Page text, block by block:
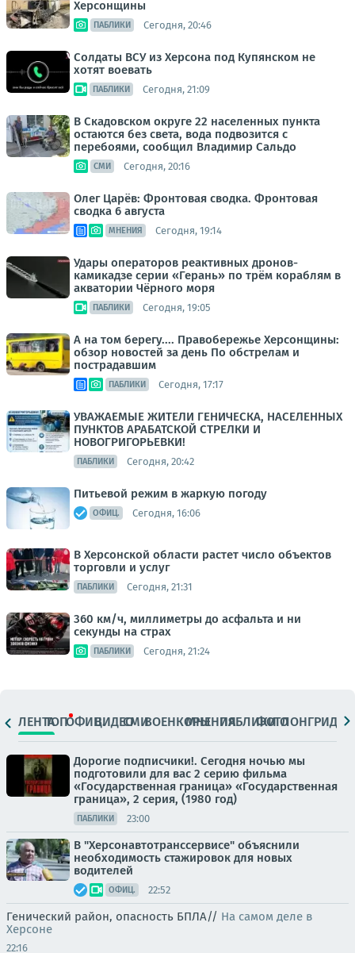
Херсонщины
ПАБЛИКИ Сегодня, 20:46
Солдаты ВСУ из Херсона под Купянском не
хотят воевать
ПАБЛИКИ Сегодня, 21:09
В Скадовском округе 22 населенных пункта
остаются без света, вода подвозится с
перебоями, сообщил Владимир Сальдо
СМИ Сегодня, 20:16
Олег Царёв: Фронтовая сводка. Фронтовая
сводка 6 августа
МНЕНИЯ Сегодня, 19:14
Удары операторов реактивных дронов-
камикадзе серии «Герань» по трём кораблям в
акватории Чёрного моря
ПАБЛИКИ Сегодня, 19:05
А на том берегу.... Правобережье Херсонщины:
обзор новостей за день По обстрелам и
пострадавшим
ПАБЛИКИ Сегодня, 17:17
УВАЖАЕМЫЕ ЖИТЕЛИ ГЕНИЧЕСКА, НАСЕЛЕННЫХ
ПУНКТОВ АРАБАТСКОЙ СТРЕЛКИ И
НОВОГРИГОРЬЕВКИ!
ПАБЛИКИ Сегодня, 20:42
Питьевой режим в жаркую погоду
ОФИЦ. Сегодня, 16:06
В Херсонской области растет число объектов
торговли и услуг
ПАБЛИКИ Сегодня, 21:31
360 км/ч, миллиметры до асфальта и ни
секунды на страх
ПАБЛИКИ Сегодня, 21:24
ЛЕНТАТОПОФИЦ.ВИДЕОСМИВОЕНКОРЫМНЕНИЯПАБЛИКИ
ФОТОЛОНГРИДЫ
Дорогие подписчики!. Сегодня ночью мы
подготовили для вас 2 серию фильма
«Государственная граница» «Государственная
граница», 2 серия, (1980 год)
ПАБЛИКИ 23:00
В "Херсонавтотранссервисе" объяснили
необходимость стажировок для новых
водителей
ОФИЦ. 22:52
Генический район, опасность БПЛА// На самом деле в
Херсоне
22:16